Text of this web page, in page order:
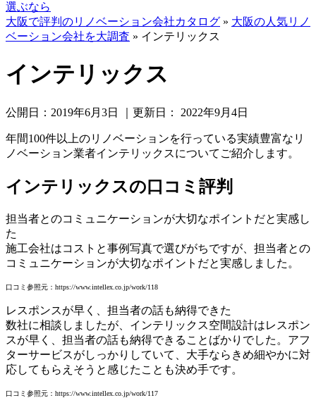
選ぶなら
大阪で評判のリノベーション会社カタログ » 大阪の人気リノ
ベーション会社を大調査 » インテリックス
インテリックス
公開日： 2019年6月3日 ｜更新日： 2022年9月4日
年間100件以上のリノベーションを行っている実績豊富なリ
ノベーション業者インテリックスについてご紹介します。
インテリックスの口コミ評判
担当者とのコミュニケーションが大切なポイントだと実感し
た
施工会社はコストと事例写真で選びがちですが、担当者との
コミュニケーションが大切なポイントだと実感しました。
口コミ参照元：https://www.intellex.co.jp/work/118
レスポンスが早く、担当者の話も納得できた
数社に相談しましたが、インテリックス空間設計はレスポン
スが早く、担当者の話も納得できることばかりでした。アフ
ターサービスがしっかりしていて、大手ならきめ細やかに対
応してもらえそうと感じたことも決め手です。
口コミ参照元：https://www.intellex.co.jp/work/117